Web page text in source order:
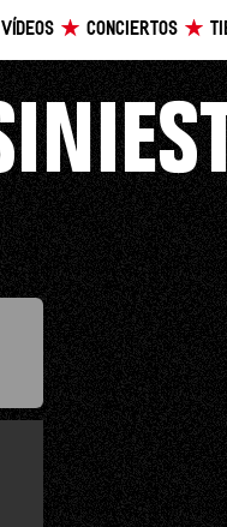
VÍDEOS CONCIERTOS